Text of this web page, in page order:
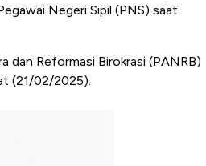
Negeri Sipil (PNS) saat
dan Reformasi Birokrasi (PANRB)
(21/02/2025).